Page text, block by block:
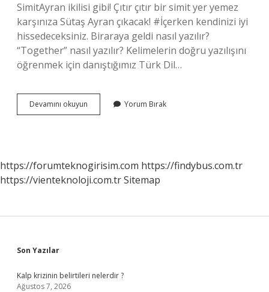
SimitAyran ikilisi gibi! Çıtır çıtır bir simit yer yemez
karşınıza Sütaş Ayran çıkacak! #İçerken kendinizi iyi
hissedeceksiniz. Biraraya geldi nasıl yazılır?
“Together” nasıl yazılır? Kelimelerin doğru yazılışını
öğrenmek için danıştığımız Türk Dil…
Devamını okuyun
Araya
Yorum Bırak
https://forumteknogirisim.com https://findybus.com.tr
https://vienteknoloji.com.trSitemap
Sidebar
Son Yazılar
Kalp krizinin belirtileri nelerdir ?
Ağustos 7, 2026